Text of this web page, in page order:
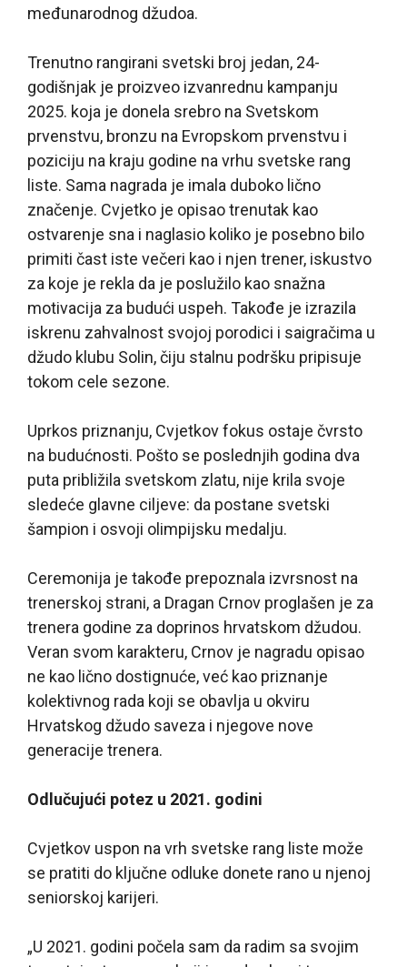
međunarodnog džudoa.
Trenutno rangirani svetski broj jedan, 24-
godišnjak je proizveo izvanrednu kampanju
2025. koja je donela srebro na Svetskom
prvenstvu, bronzu na Evropskom prvenstvu i
poziciju na kraju godine na vrhu svetske rang
liste. Sama nagrada je imala duboko lično
značenje. Cvjetko je opisao trenutak kao
ostvarenje sna i naglasio koliko je posebno bilo
primiti čast iste večeri kao i njen trener, iskustvo
za koje je rekla da je poslužilo kao snažna
motivacija za budući uspeh. Takođe je izrazila
iskrenu zahvalnost svojoj porodici i saigračima u
džudo klubu Solin, čiju stalnu podršku pripisuje
tokom cele sezone.
Uprkos priznanju, Cvjetkov fokus ostaje čvrsto
na budućnosti. Pošto se poslednjih godina dva
puta približila svetskom zlatu, nije krila svoje
sledeće glavne ciljeve: da postane svetski
šampion i osvoji olimpijsku medalju.
Ceremonija je takođe prepoznala izvrsnost na
trenerskoj strani, a Dragan Crnov proglašen je za
trenera godine za doprinos hrvatskom džudou.
Veran svom karakteru, Crnov je nagradu opisao
ne kao lično dostignuće, već kao priznanje
kolektivnog rada koji se obavlja u okviru
Hrvatskog džudo saveza i njegove nove
generacije trenera.
Odlučujući potez u 2021. godini
Cvjetkov uspon na vrh svetske rang liste može
se pratiti do ključne odluke donete rano u njenoj
seniorskoj karijeri.
„U 2021. godini počela sam da radim sa svojim